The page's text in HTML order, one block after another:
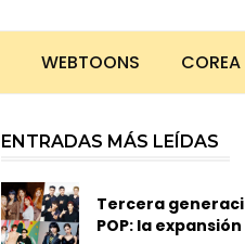
WEBTOONS COREA
ENTRADAS MÁS LEÍDAS
Tercera
POP: la